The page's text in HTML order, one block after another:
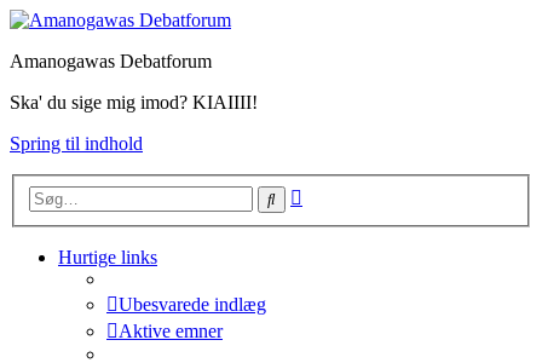
Amanogawas Debatforum
Ska' du sige mig imod? KIAIIII!
Spring til indhold
Søg
Hurtige links
Ubesvarede indlæg
Aktive emner